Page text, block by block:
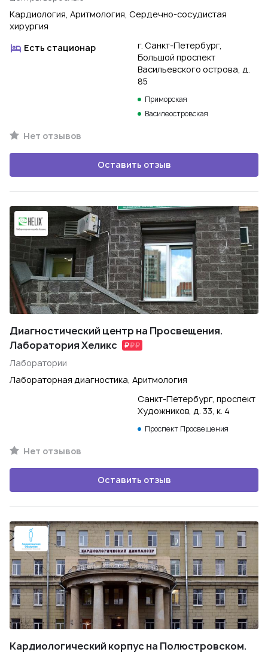
Кардиология, Аритмология, Сердечно-сосудистая
хирургия
Есть стационар
г. Санкт-Петербург,
Большой проспект
Васильевского острова, д.
85
Приморская
Василеостровская
Нет отзывов
Оставить отзыв
Диагностический центр на Просвещения.
Лаборатория Хеликс
Лаборатории
Лабораторная диагностика, Аритмология
Санкт-Петербург, проспект
Художников, д. 33, к. 4
Проспект Просвещения
Нет отзывов
Оставить отзыв
Кардиологический корпус на Полюстровском.